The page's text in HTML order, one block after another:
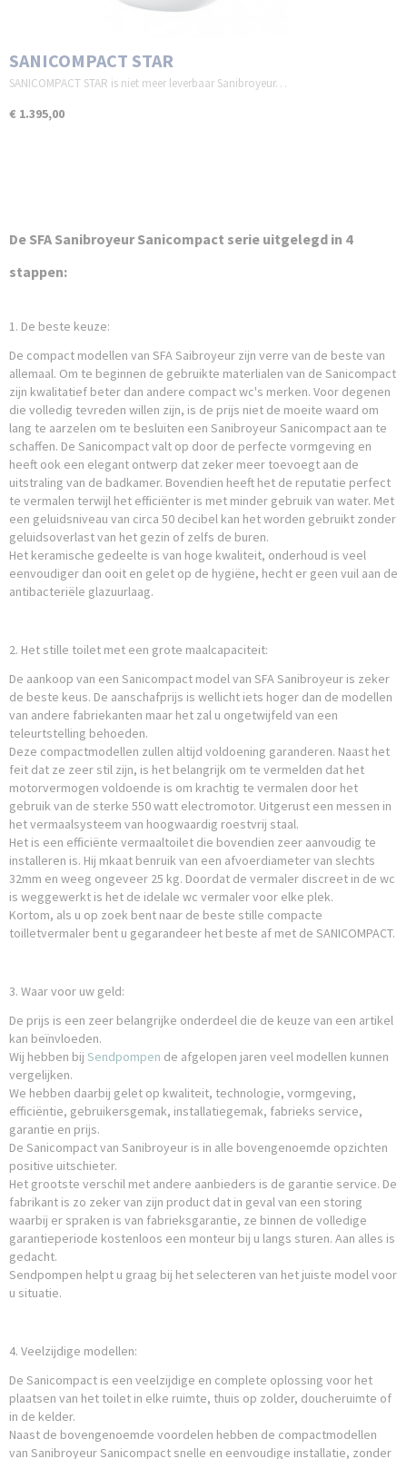
SANICOMPACT STAR
SANICOMPACT STAR is niet meer leverbaar Sanibroyeur…
€ 1.395,00
De SFA Sanibroyeur Sanicompact serie uitgelegd in 4
stappen:
1. De beste keuze:
De compact modellen van SFA Saibroyeur zijn verre van de beste van
allemaal. Om te beginnen de gebruikte materlialen van de Sanicompact
zijn kwalitatief beter dan andere compact wc's merken. Voor degenen
die volledig tevreden willen zijn, is de prijs niet de moeite waard om
lang te aarzelen om te besluiten een Sanibroyeur Sanicompact aan te
schaffen. De Sanicompact valt op door de perfecte vormgeving en
heeft ook een elegant ontwerp dat zeker meer toevoegt aan de
uitstraling van de badkamer. Bovendien heeft het de reputatie perfect
te vermalen terwijl het efficiënter is met minder gebruik van water. Met
een geluidsniveau van circa 50 decibel kan het worden gebruikt zonder
geluidsoverlast van het gezin of zelfs de buren.
Het keramische gedeelte is van hoge kwaliteit, onderhoud is veel
eenvoudiger dan ooit en gelet op de hygiëne, hecht er geen vuil aan de
antibacteriële glazuurlaag.
2. Het stille toilet met een grote maalcapaciteit:
De aankoop van een Sanicompact model van SFA Sanibroyeur is zeker
de beste keus. De aanschafprijs is wellicht iets hoger dan de modellen
van andere fabriekanten maar het zal u ongetwijfeld van een
teleurtstelling behoeden.
Deze compactmodellen zullen altijd voldoening garanderen. Naast het
feit dat ze zeer stil zijn, is het belangrijk om te vermelden dat het
motorvermogen voldoende is om krachtig te vermalen door het
gebruik van de sterke 550 watt electromotor. Uitgerust een messen in
het vermaalsysteem van hoogwaardig roestvrij staal.
Het is een efficiënte vermaaltoilet die bovendien zeer aanvoudig te
installeren is. Hij mkaat benruik van een afvoerdiameter van slechts
32mm en weeg ongeveer 25 kg. Doordat de vermaler discreet in de wc
is weggewerkt is het de idelale wc vermaler voor elke plek.
Kortom, als u op zoek bent naar de beste stille compacte
toilletvermaler bent u gegarandeer het beste af met de SANICOMPACT.
3. Waar voor uw geld:
De prijs is een zeer belangrijke onderdeel die de keuze van een artikel
kan beïnvloeden.
Wij hebben bij Sendpompen de afgelopen jaren veel modellen kunnen
vergelijken.
We hebben daarbij gelet op kwaliteit, technologie, vormgeving,
efficiëntie, gebruikersgemak, installatiegemak, fabrieks service,
garantie en prijs.
De Sanicompact van Sanibroyeur is in alle bovengenoemde opzichten
positive uitschieter.
Het grootste verschil met andere aanbieders is de garantie service. De
fabrikant is zo zeker van zijn product dat in geval van een storing
waarbij er spraken is van fabrieksgarantie, ze binnen de volledige
garantieperiode kostenloos een monteur bij u langs sturen. Aan alles is
gedacht.
Sendpompen helpt u graag bij het selecteren van het juiste model voor
u situatie.
4. Veelzijdige modellen:
De Sanicompact is een veelzijdige en complete oplossing voor het
plaatsen van het toilet in elke ruimte, thuis op zolder, doucheruimte of
in de kelder.
Naast de bovengenoemde voordelen hebben de compactmodellen
van Sanibroyeur Sanicompact snelle en eenvoudige installatie, zonder